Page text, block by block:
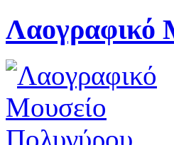
Λαογραφικό